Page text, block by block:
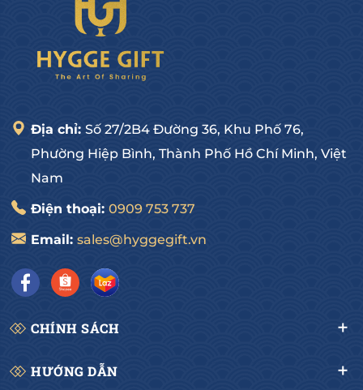
Địa chỉ: Số 27/2B4 Đường 36, Khu Phố 76,
Phường Hiệp Bình, Thành Phố Hồ Chí Minh, Việt
Nam
Điện thoại: 0909 753 737
Email: sales@hyggegift.vn
CHÍNH SÁCH
HƯỚNG DẪN